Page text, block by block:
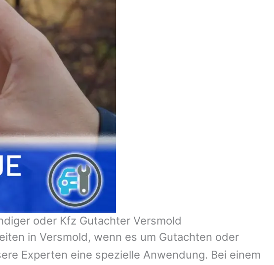
oder Kfz Gutachter Versmold
in Versmold, wenn es um Gutachten oder
Experten eine spezielle Anwendung. Bei einem